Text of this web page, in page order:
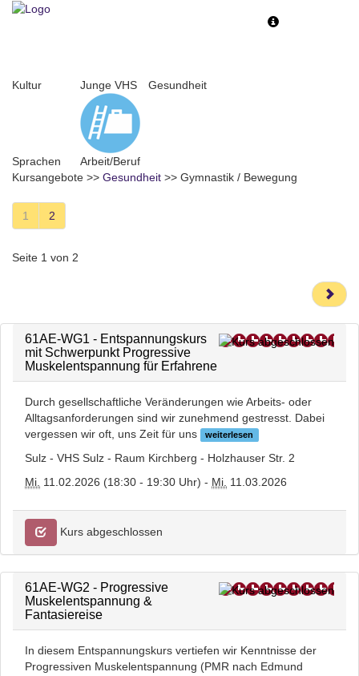
Toggle
Kultur Junge VHS Gesundheit
Sprachen
Arbeit/Beruf
Kursangebote >> Gesundheit >> Gymnastik / Bewegung
1 2
Seite 1 von 2
61AE-WG1 - Entspannungskurs
mit Schwerpunkt Progressive
Muskelentspannung für Erfahrene
Durch gesellschaftliche Veränderungen wie Arbeits- oder
Alltagsanforderungen sind wir zunehmend gestresst. Dabei
vergessen wir oft, uns Zeit für uns
weiterlesen
Sulz - VHS Sulz - Raum Kirchberg - Holzhauser Str. 2
Mi. 11.02.2026 (18:30 - 19:30 Uhr) - Mi. 11.03.2026
Kurs abgeschlossen
61AE-WG2 - Progressive
Muskelentspannung &
Fantasiereise
In diesem Entspannungskurs vertiefen wir Kenntnisse der
Progressiven Muskelentspannung (PMR nach Edmund